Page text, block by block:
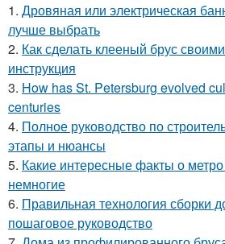
1. Дровяная или электрическая
лучше выбрать
2. Как сделать клееный брус
инструкция
3. How has St. Petersburg evolved
centuries
4. Полное руководство по
этапы и нюансы
5. Какие интересные факты о
немногие
6. Правильная технология сборки
пошаговое руководство